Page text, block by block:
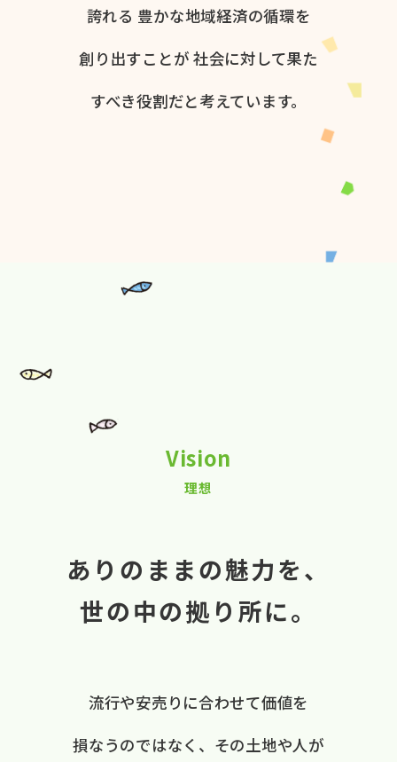
誇れる 豊かな​地域経済の​循環を​
創り出すことが 社会に​対して​果た​
すべき役割だと​考えています。​
Vision
理想
ありのままの魅力を、
世の中の拠り所に。
流行や​安売りに​合わせて​価値を​
損なうのではなく、 ​その​土地や​人が​